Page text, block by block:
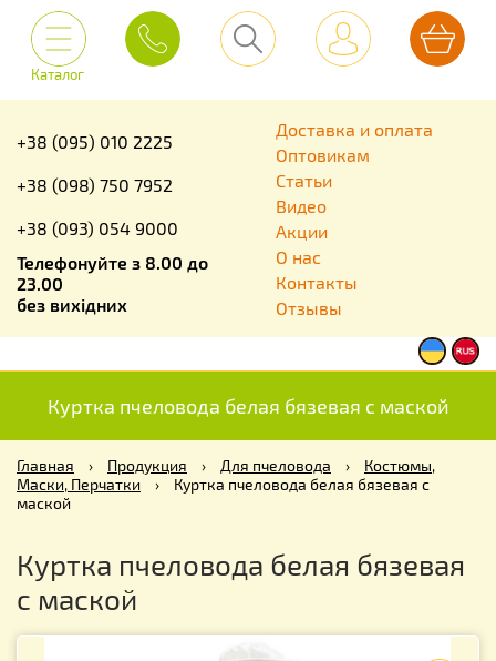
Каталог
+38 (095) 010 2225
+38 (098) 750 7952
+38 (093) 054 9000
Телефонуйте з 8.00 до
23.00
без вихідних
Доставка и оплата
Оптовикам
Статьи
Видео
Акции
О нас
Контакты
Отзывы
Куртка пчеловода белая бязевая с маской
Главная › Продукция › Для пчеловода ›
Костюмы,
Маски, Перчатки
›
Куртка пчеловода белая бязевая с
маской
Куртка пчеловода белая бязевая
с маской